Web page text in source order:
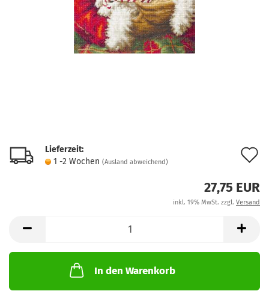
Lieferzeit:
1 -2 Wochen (Ausland abweichend)
27,75 EUR
inkl. 19% MwSt. zzgl. Versand
In den Warenkorb